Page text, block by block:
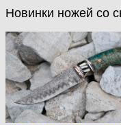
Новинки ножей со